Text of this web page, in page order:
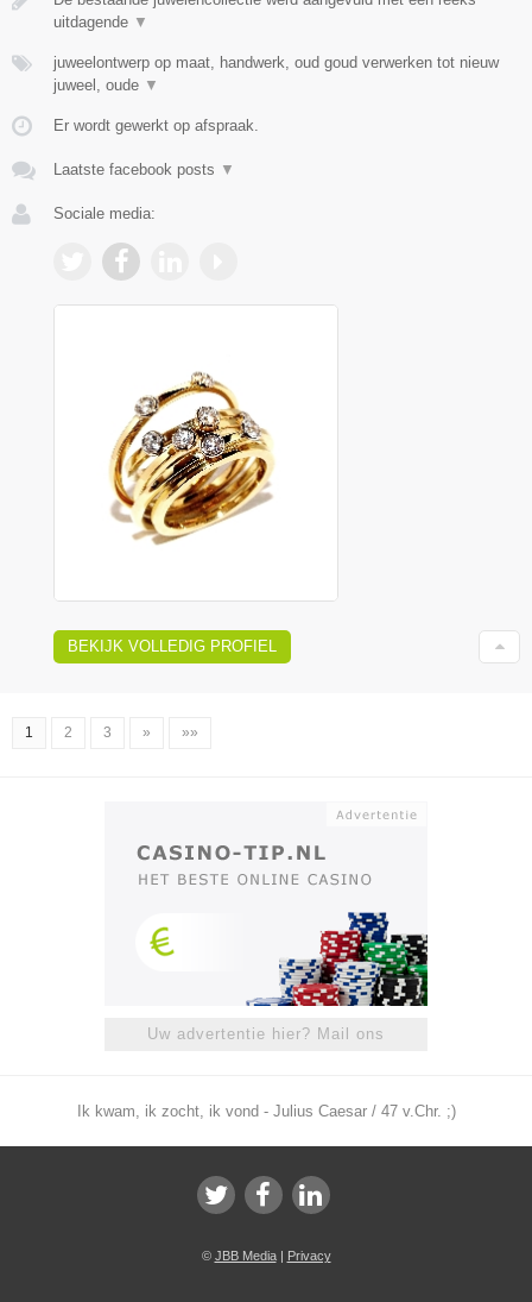
uitdagende ▼
juweelontwerp op maat, handwerk, oud goud verwerken tot nieuw
juweel, oude ▼
Er wordt gewerkt op afspraak.
Laatste facebook posts ▼
Sociale media:
BEKIJK VOLLEDIG PROFIEL
1 2 3 » »»
Uw advertentie hier? Mail ons
Ik kwam, ik zocht, ik vond - Julius Caesar / 47 v.Chr. ;)
© JBB Media| Privacy